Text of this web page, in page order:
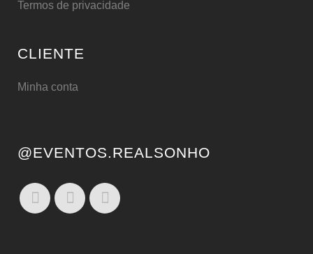
Termos de privacidade
CLIENTE
Minha conta
@EVENTOS.REALSONHO